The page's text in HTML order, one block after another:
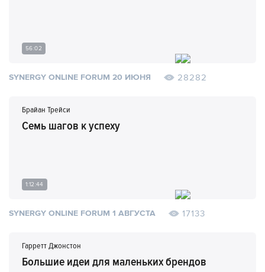
56:02
SYNERGY ONLINE FORUM 20 ИЮНЯ 28282
Брайан Трейси
Семь шагов к успеху
1:12:44
SYNERGY ONLINE FORUM 1 АВГУСТА 17133
Гарретт Джонстон
Большие идеи для маленьких брендов